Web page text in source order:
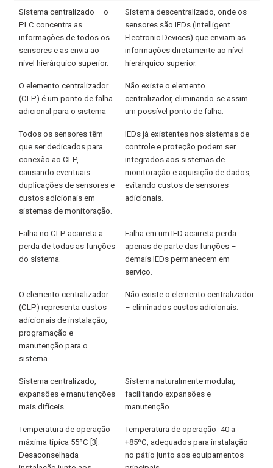
Sistema centralizado – o
PLC concentra as
informações de todos os
sensores e as envia ao
nível hierárquico superior.
Sistema descentralizado, onde os
sensores são IEDs (Intelligent
Electronic Devices) que enviam as
informações diretamente ao nível
hierárquico superior.
O elemento centralizador
(CLP) é um ponto de falha
adicional para o sistema
Não existe o elemento
centralizador, eliminando-se assim
um possível ponto de falha.
Todos os sensores têm
que ser dedicados para
conexão ao CLP,
causando eventuais
duplicações de sensores e
custos adicionais em
sistemas de monitoração.
IEDs já existentes nos sistemas de
controle e proteção podem ser
integrados aos sistemas de
monitoração e aquisição de dados,
evitando custos de sensores
adicionais.
Falha no CLP acarreta a
perda de todas as funções
do sistema.
Falha em um IED acarreta perda
apenas de parte das funções –
demais IEDs permanecem em
serviço.
O elemento centralizador
(CLP) representa custos
adicionais de instalação,
programação e
manutenção para o
sistema.
Não existe o elemento centralizador
– eliminados custos adicionais.
Sistema centralizado,
expansões e manutenções
mais difíceis.
Sistema naturalmente modular,
facilitando expansões e
manutenção.
Temperatura de operação
máxima típica 55ºC [3].
Desaconselhada
Temperatura de operação -40 a
+85ºC, adequados para instalação
no pátio junto aos equipamentos